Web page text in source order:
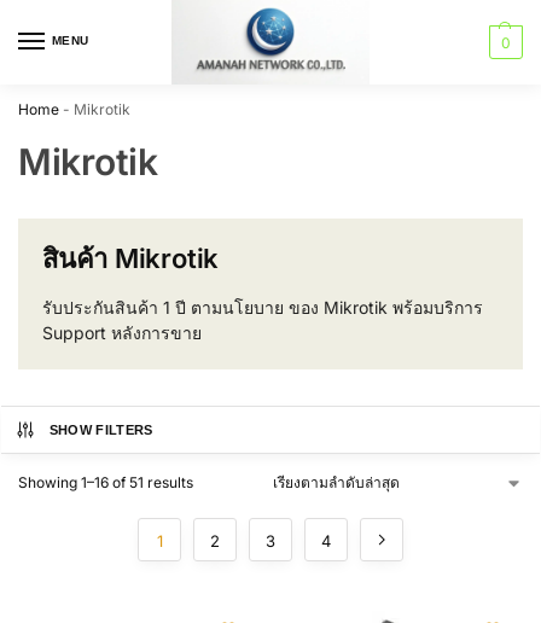
MENU 0
Home - Mikrotik
Mikrotik
สินค้า Mikrotik
รับประกันสินค้า 1 ปี ตามนโยบาย ของ Mikrotik พร้อมบริการ
Support หลังการขาย
SHOW FILTERS
Showing 1–16 of 51 results
1 2 3 4